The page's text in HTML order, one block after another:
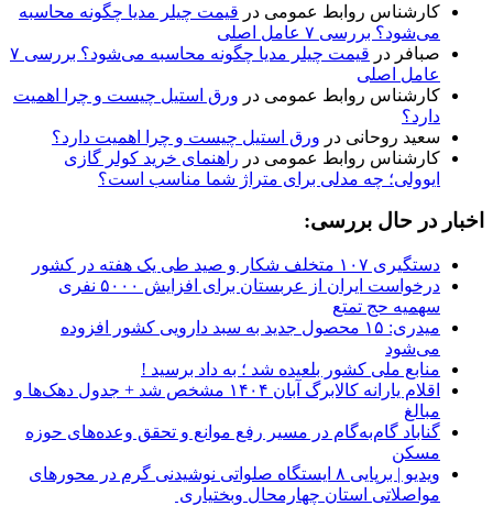
کارشناس روابط عمومی در قیمت چیلر مدیا چگونه محاسبه
می‌شود؟ بررسی ۷ عامل اصلی
صبافر در
قیمت چیلر مدیا چگونه محاسبه می‌شود؟ بررسی ۷
عامل اصلی
کارشناس روابط عمومی در ورق استیل چیست و چرا اهمیت
دارد؟
سعید روحانی در ورق استیل چیست و چرا اهمیت دارد؟
کارشناس روابط عمومی در راهنمای خرید کولر گازی
ایوولی؛ چه مدلی برای متراژ شما مناسب است؟
اخبار در حال بررسی:
دستگیری ۱۰۷ متخلف شکار و صید طی یک هفته در کشور
درخواست ایران از عربستان برای افزایش ۵۰۰۰ نفری
سهمیه حج تمتع
میدری: ۱۵ محصول جدید به سبد دارویی کشور افزوده
می‌شود
منابع ملی کشور بلعیده شد ؛ به داد برسید !
اقلام یارانه کالابرگ آبان ۱۴۰۴ مشخص شد + جدول دهک‌ها و
مبالغ
گناباد گام‌به‌گام در مسیر رفع موانع و تحقق وعده‌های حوزه
مسکن
ویدیو | برپایی ۸ ایستگاه صلواتی نوشیدنی گرم در محورهای
مواصلاتی استان چهارمحال وبختیاری